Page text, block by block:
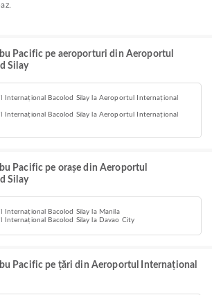
Pacific pe aeroporturi din Aeroportul
Silay
Internațional Bacolod Silay la Aeroportul Internațional
Internațional Bacolod Silay la Aeroportul Internațional
Pacific pe orașe din Aeroportul
Silay
Bacolod Silay la Manila
Bacolod Silay la Davao City
Pacific pe țări din Aeroportul Internațional